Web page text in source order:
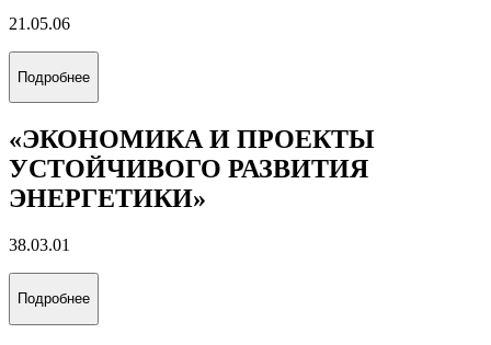
21.05.06
Подробнее
«ЭКОНОМИКА И ПРОЕКТЫ
УСТОЙЧИВОГО РАЗВИТИЯ
ЭНЕРГЕТИКИ»
38.03.01
Подробнее